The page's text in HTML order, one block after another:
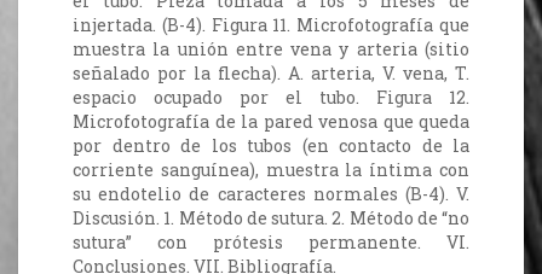
injertada. (B-4). Figura 11. Microfotografía que
muestra la unión entre vena y arteria (sitio
señalado por la flecha). A. arteria, V. vena, T.
espacio ocupado por el tubo. Figura 12.
Microfotografía de la pared venosa que queda
por dentro de los tubos (en contacto de la
corriente sanguínea), muestra la íntima con
su endotelio de caracteres normales (B-4). V.
Discusión. 1. Método de sutura. 2. Método de “no
sutura” con prótesis permanente. VI.
Conclusiones. VII. Bibliografía.